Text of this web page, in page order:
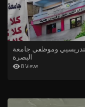
وموظفي جامعة
البصرة
8 Views